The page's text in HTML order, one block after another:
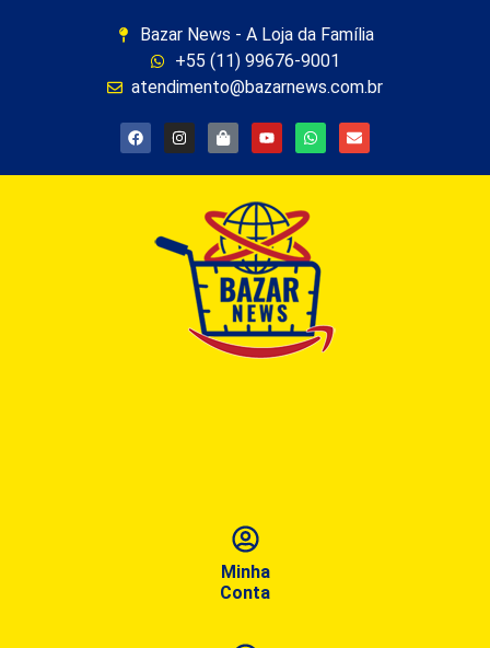
Bazar News - A Loja da Família
+55 (11) 99676-9001
atendimento@bazarnews.com.br
Minha
Conta